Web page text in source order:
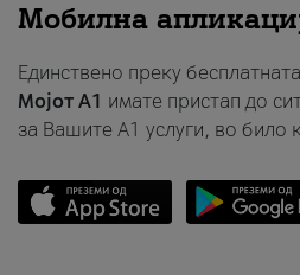
Мобилна
Единствено преку
Мојот A1 имате пристап до
за Вашите A1 услуги, во било